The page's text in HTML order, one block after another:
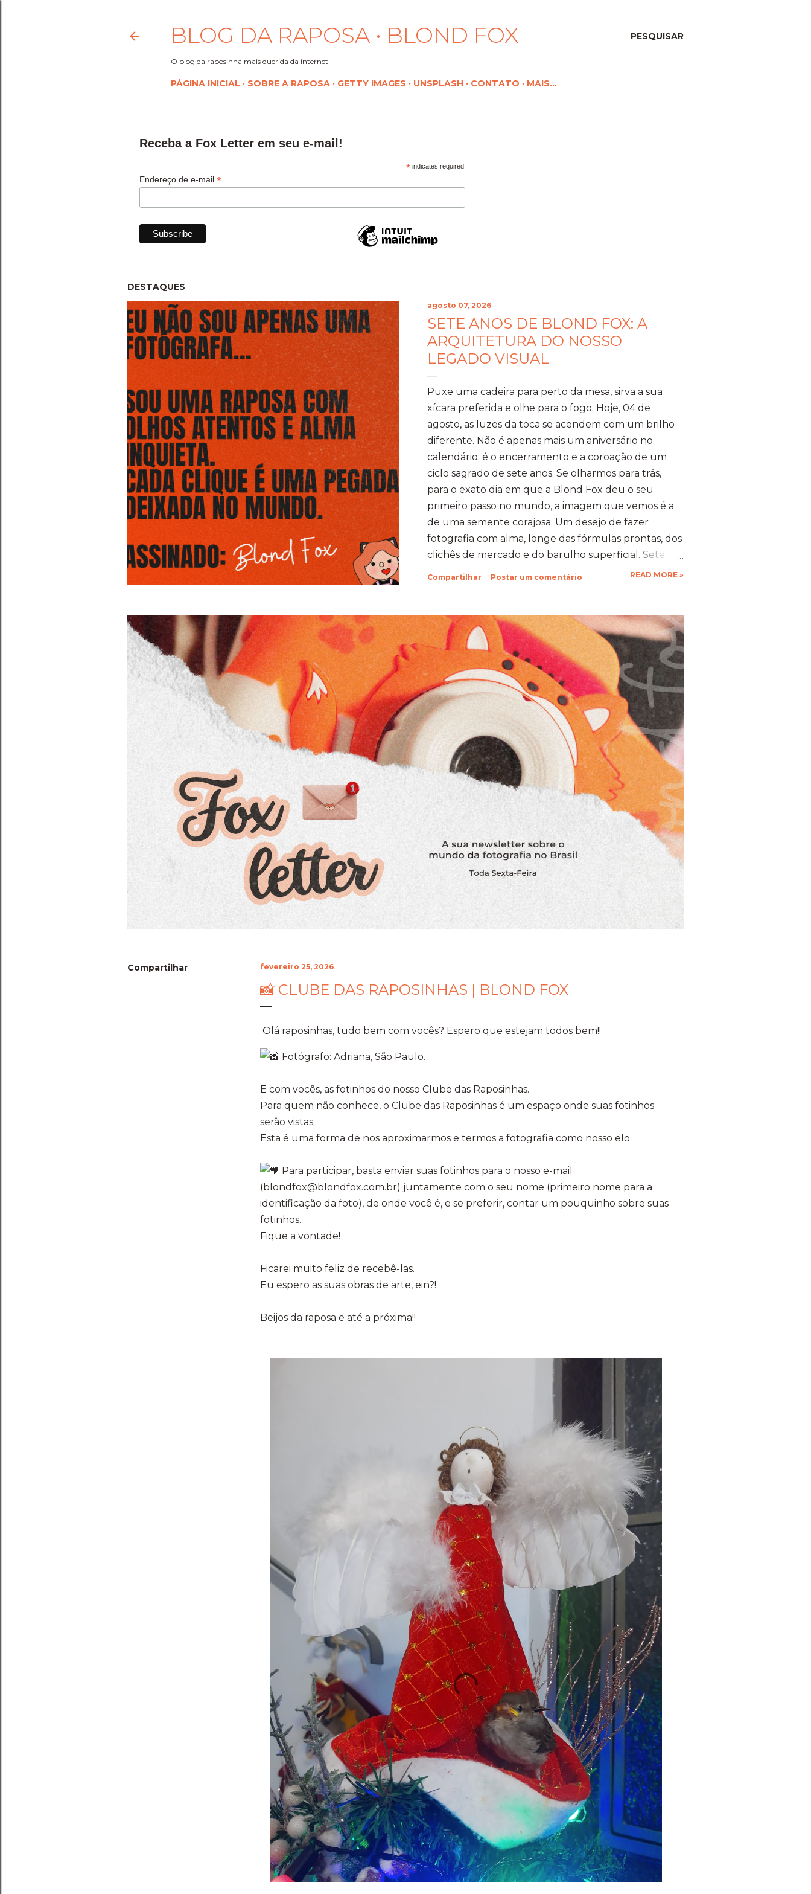
PESQUISAR
BLOG DA RAPOSA • BLOND FOX
O blog da raposinha mais querida da internet
PÁGINA INICIAL SOBRE A RAPOSA GETTY IMAGES UNSPLASH CONTATO MAIS…
Receba a Fox Letter em seu e-mail!
*indicates required
Endereço de e-mail *
DESTAQUES
agosto 07, 2026
SETE ANOS DE BLOND FOX: A
ARQUITETURA DO NOSSO
LEGADO VISUAL
Puxe uma cadeira para perto da mesa, sirva a sua
xícara preferida e olhe para o fogo. Hoje, 04 de
agosto, as luzes da toca se acendem com um brilho
diferente. Não é apenas mais um aniversário no
calendário; é o encerramento e a coroação de um
ciclo sagrado de sete anos. ​Se olharmos para trás,
para o exato dia em que a Blond Fox deu o seu
primeiro passo no mundo, a imagem que vemos é a
de uma semente corajosa. Um desejo de fazer
fotografia com alma, longe das fórmulas prontas, dos
clichês de mercado e do barulho superficial. Sete
anos depois, aquela semente não apenas fincou
inspirar e guiar uma comunidade inteira de mentes
inquietas. ​Sete é o número da transformação, do
estudo, do domínio da técnica e da conclusão de um
grande ciclo de criação. Chegar aos 7 anos operando
com autonomia, autoridade e posicionamento de
elite é a nossa maior conquista. ​✨️ O QUE
APRENDEMOS NO CAMINH...
Compartilhar Postar um comentário READ MORE »
Compartilhar fevereiro 25, 2026
📸 CLUBE DAS RAPOSINHAS | BLOND FOX
Olá raposinhas, tudo bem com vocês? Espero que estejam todos bem!!
Fotógrafo: Adriana, São Paulo.
E com vocês, as fotinhos do nosso Clube das Raposinhas.
Para quem não conhece, o Clube das Raposinhas é um espaço onde suas fotinhos
serão vistas.
Esta é uma forma de nos aproximarmos e termos a fotografia como nosso elo.
Para participar, basta enviar suas fotinhos para o nosso e-mail
(blondfox@blondfox.com.br) juntamente com o seu nome (primeiro nome para a
identificação da foto), de onde você é, e se preferir, contar um pouquinho sobre suas
fotinhos.
Fique a vontade!
Ficarei muito feliz de recebê-las.
Eu espero as suas obras de arte, ein?!
Beijos da raposa e até a próxima!!